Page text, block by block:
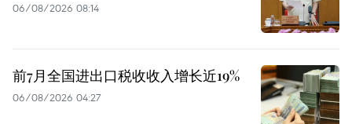
06/08/2026 08:14
前7月全国进出口税收收入增长近19%
06/08/2026 04:27